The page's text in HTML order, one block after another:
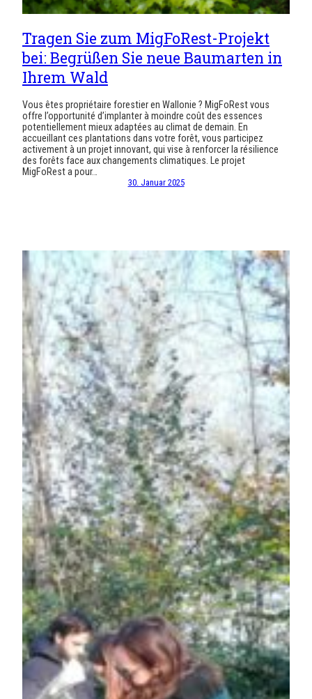
Tragen Sie zum MigFoRest-Projekt
bei: Begrüßen Sie neue Baumarten in
Ihrem Wald
Vous êtes propriétaire forestier en Wallonie ? MigFoRest vous
offre l’opportunité d’implanter à moindre coût des essences
potentiellement mieux adaptées au climat de demain. En
accueillant ces plantations dans votre forêt, vous participez
activement à un projet innovant, qui vise à renforcer la résilience
des forêts face aux changements climatiques. Le projet
MigFoRest a pour…
30. Januar 2025